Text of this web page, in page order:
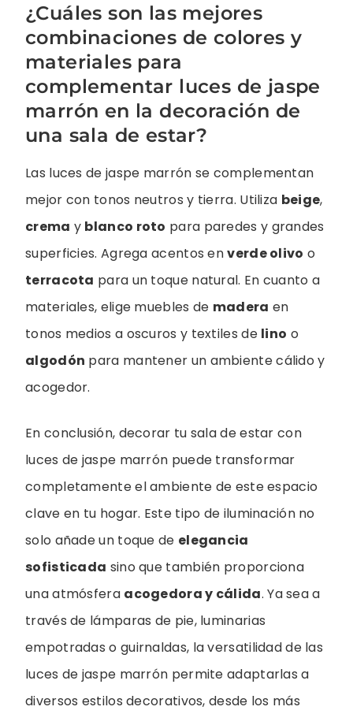
¿Cuáles son las mejores
combinaciones de colores y
materiales para
complementar luces de jaspe
marrón en la decoración de
una sala de estar?
Las luces de jaspe marrón se complementan
mejor con tonos neutros y tierra. Utiliza beige,
crema y blanco roto para paredes y grandes
superficies. Agrega acentos enverde olivo o
terracota para un toque natural. En cuanto a
materiales, elige muebles de madera en
tonos medios a oscuros y textiles de lino o
algodón para mantener un ambiente cálido y
acogedor.
En conclusión, decorar tu sala de estar con
luces de jaspe marrón puede transformar
completamente el ambiente de este espacio
clave en tu hogar. Este tipo de iluminación no
solo añade un toque de elegancia
sofisticada sino que también proporciona
una atmósfera acogedora y cálida. Ya sea a
través de lámparas de pie, luminarias
empotradas o guirnaldas, la versatilidad de las
luces de jaspe marrón permite adaptarlas a
diversos estilos decorativos, desde los más